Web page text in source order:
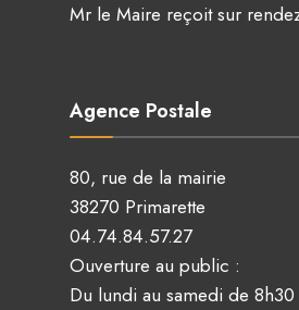
Mr le Maire reçoit sur
Agence Postale
80, rue de la mairie
38270 Primarette
04.74.84.57.27
Ouverture au public :
Du lundi au samedi de 8h30